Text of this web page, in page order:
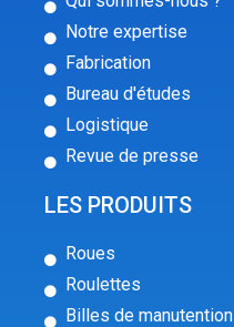
Notre expertise
Fabrication
Bureau d'études
Logistique
Revue de presse
LES PRODUITS
Roues
Roulettes
Billes de manutention